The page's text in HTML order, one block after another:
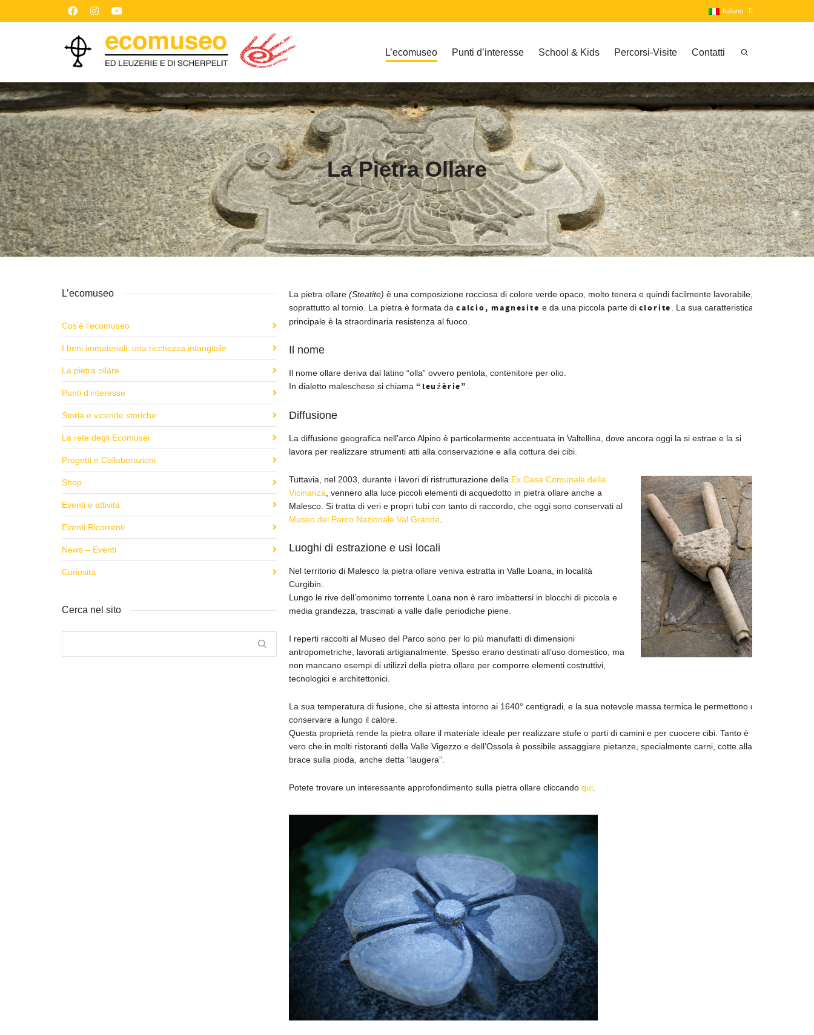
Italiano
Inglese
L’ecomuseo Punti d’interesse School & Kids Percorsi-Visite Contatti
La Pietra Ollare
La pietra ollare (Steatite) è una composizione rocciosa di colore verde opaco, molto tenera e quindi facilmente lavorabile,
soprattutto al tornio. La pietra è formata da calcio, magnesite e da una piccola parte di clorite
. La sua caratteristica
principale è la straordinaria resistenza al fuoco.
Il nome
Il nome ollare deriva dal latino “olla” ovvero pentola, contenitore per olio.
In dialetto maleschese si chiama “leuźèrie”
Diffusione
La diffusione geografica nell’arco Alpino è particolarmente accentuata in Valtellina, dove ancora oggi la si estrae e la si
lavora per realizzare strumenti atti alla conservazione e alla cottura dei cibi.
Tuttavia, nel 2003, durante i lavori di ristrutturazione della Ex Casa Comunale della
Vicinanza , vennero alla luce piccoli elementi di acquedotto in pietra ollare anche a
Malesco. Si tratta di veri e propri tubi con tanto di raccordo, che oggi sono conservati al
Museo del Parco Nazionale Val Grande
Luoghi di estrazione e usi locali
Nel territorio di Malesco la pietra ollare veniva estratta in Valle Loana, in località
Curgibin.
Lungo le rive dell’omonimo torrente Loana non è raro imbattersi in blocchi di piccola e
media grandezza, trascinati a valle dalle periodiche piene.
I reperti raccolti al Museo del Parco sono per lo più manufatti di dimensioni
antropometriche, lavorati artigianalmente. Spesso erano destinati all’uso domestico, ma
non mancano esempi di utilizzi della pietra ollare per comporre elementi costruttivi,
tecnologici e architettonici.
La sua temperatura di fusione, che si attesta intorno ai 1640° centigradi, e la sua notevole massa termica le permettono di
conservare a lungo il calore.
Questa proprietà rende la pietra ollare il materiale ideale per realizzare stufe o parti di camini e per cuocere cibi. Tanto è
vero che in molti ristoranti della Valle Vigezzo e dell’Ossola è possibile assaggiare pietanze, specialmente carni, cotte alla
brace sulla pioda, anche detta “laugera”.
Potete trovare un interessante approfondimento sulla pietra ollare cliccando qui
L’ecomuseo
Cos’è l’ecomuseo
I beni immateriali: una ricchezza intangibile
La pietra ollare
Punti d’interesse
Storia e vicende storiche
La rete degli Ecomusei
Progetti e Collaborazioni
Shop
Eventi e attività
Eventi Ricorrenti
News – Eventi
Curiosità
Cerca nel sito